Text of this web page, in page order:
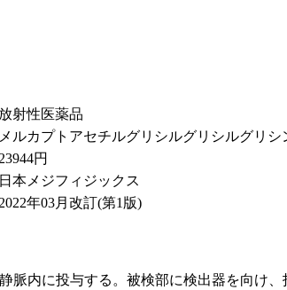
放射性医薬品
メルカプトアセチルグリシルグリシルグリシ
23944円
日本メジフィジックス
2022年03月改訂(第1版)
脈内に投与する。被検部に検出器を向け